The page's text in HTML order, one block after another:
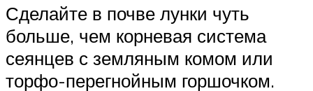
Сделайте в почве лунки чуть
больше, чем корневая система
сеянцев с земляным комом или
торфо-перегнойным горшочком.